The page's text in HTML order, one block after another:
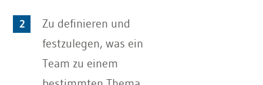
Zu definieren und
festzulegen, was ein
Team zu einem